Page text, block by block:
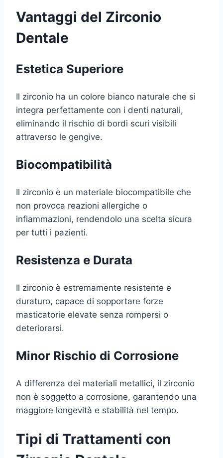
Vantaggi del Zirconio
Dentale
Estetica Superiore
Il zirconio ha un colore bianco naturale che si
integra perfettamente con i denti naturali,
eliminando il rischio di bordi scuri visibili
attraverso le gengive.
Biocompatibilità
Il zirconio è un materiale biocompatibile che
non provoca reazioni allergiche o
infiammazioni, rendendolo una scelta sicura
per tutti i pazienti.
Resistenza e Durata
Il zirconio è estremamente resistente e
duraturo, capace di sopportare forze
masticatorie elevate senza rompersi o
deteriorarsi.
Minor Rischio di Corrosione
A differenza dei materiali metallici, il zirconio
non è soggetto a corrosione, garantendo una
maggiore longevità e stabilità nel tempo.
Tipi di Trattamenti con